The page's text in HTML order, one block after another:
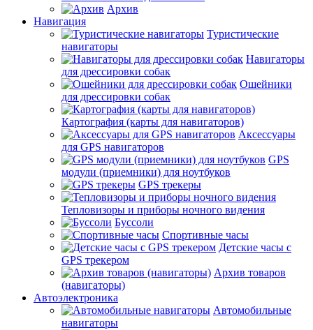
Архив
Навигация
Туристические
навигаторы
Навигаторы
для дрессировки собак
Ошейники
для дрессировки собак
Картография (карты для навигаторов)
Аксессуары
для GPS навигаторов
GPS
модули (приемники) для ноутбуков
GPS трекеры
Тепловизоры и приборы ночного видения
Буссоли
Спортивные часы
Детские часы с
GPS трекером
Архив товаров
(навигаторы)
Автоэлектроника
Автомобильные
навигаторы